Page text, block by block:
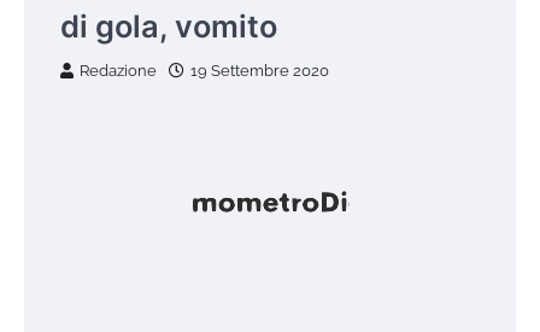
di gola, vomito
Redazione 19 Settembre 2020